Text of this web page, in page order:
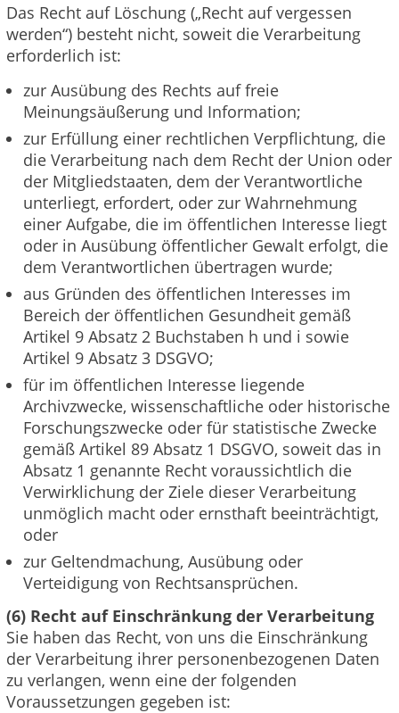
Das Recht auf Löschung („Recht auf vergessen
werden“) besteht nicht, soweit die Verarbeitung
erforderlich ist:
zur Ausübung des Rechts auf freie
Meinungsäußerung und Information;
zur Erfüllung einer rechtlichen Verpflichtung, die
die Verarbeitung nach dem Recht der Union oder
der Mitgliedstaaten, dem der Verantwortliche
unterliegt, erfordert, oder zur Wahrnehmung
einer Aufgabe, die im öffentlichen Interesse liegt
oder in Ausübung öffentlicher Gewalt erfolgt, die
dem Verantwortlichen übertragen wurde;
aus Gründen des öffentlichen Interesses im
Bereich der öffentlichen Gesundheit gemäß
Artikel 9 Absatz 2 Buchstaben h und i sowie
Artikel 9 Absatz 3 DSGVO;
für im öffentlichen Interesse liegende
Archivzwecke, wissenschaftliche oder historische
Forschungszwecke oder für statistische Zwecke
gemäß Artikel 89 Absatz 1 DSGVO, soweit das in
Absatz 1 genannte Recht voraussichtlich die
Verwirklichung der Ziele dieser Verarbeitung
unmöglich macht oder ernsthaft beeinträchtigt,
oder
zur Geltendmachung, Ausübung oder
Verteidigung von Rechtsansprüchen.
(6) Recht auf Einschränkung der Verarbeitung
Sie haben das Recht, von uns die Einschränkung
der Verarbeitung ihrer personenbezogenen Daten
zu verlangen, wenn eine der folgenden
Voraussetzungen gegeben ist: